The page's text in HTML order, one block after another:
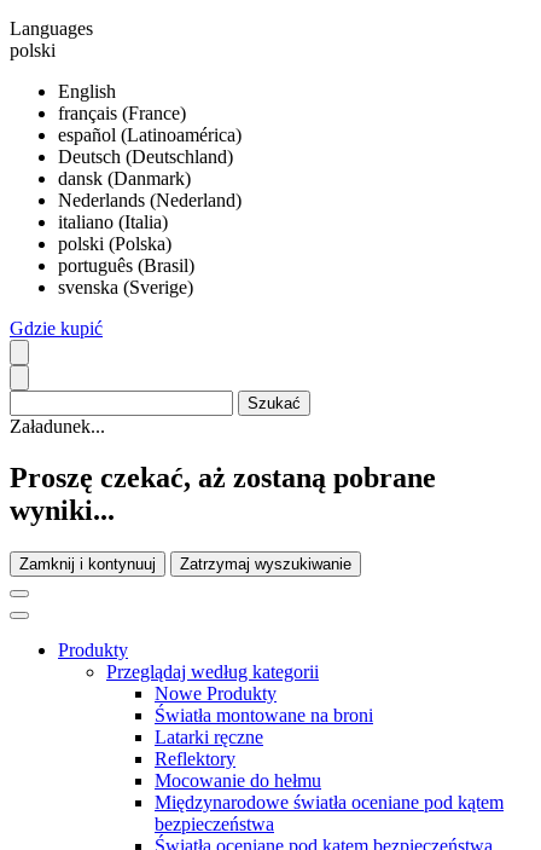
Languages
polski
English
français (France)
español (Latinoamérica)
Deutsch (Deutschland)
dansk (Danmark)
Nederlands (Nederland)
italiano (Italia)
polski (Polska)
português (Brasil)
svenska (Sverige)
Gdzie kupić
Załadunek...
Proszę czekać, aż zostaną pobrane
wyniki...
Zamknij i kontynuuj Zatrzymaj wyszukiwanie
Produkty
Przeglądaj według kategorii
Nowe Produkty
Światła montowane na broni
Latarki ręczne
Reflektory
Mocowanie do hełmu
Międzynarodowe światła oceniane pod kątem
bezpieczeństwa
Światła oceniane pod kątem bezpieczeństwa